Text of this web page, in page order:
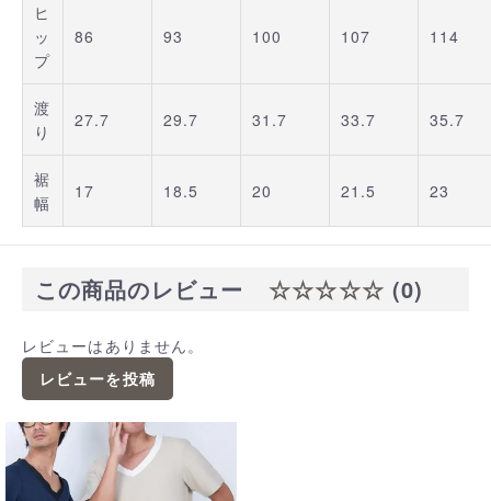
ヒ
ッ
プ
86 93 100 107 114
渡
り
27.7 29.7 31.7 33.7 35.7
裾
幅
17 18.5 20 21.5 23
この商品のレビュー ☆☆☆☆☆ (0)
レビューはありません。
レビューを投稿